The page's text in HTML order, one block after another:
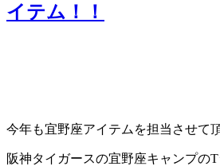
イテム！！
今年も宜野座アイテムを担当させて
阪神タイガースの宜野座キャンプの